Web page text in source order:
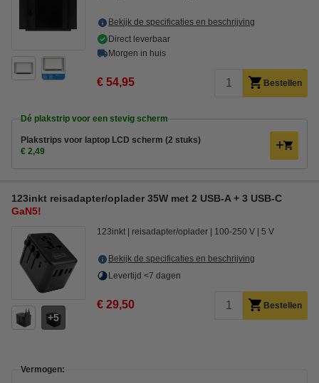
Bekijk de specificaties en beschrijving
Direct leverbaar
Morgen in huis
€ 54,95 Bestellen
Dé plakstrip voor een stevig scherm
Plakstrips voor laptop LCD scherm (2 stuks)
€ 2,49
123inkt reisadapter/oplader 35W met 2 USB-A + 3 USB-C
GaN5!
5
123inkt reisadapter/oplader 100-250 V 5 V
Bekijk de specificaties en beschrijving
Levertijd <7 dagen
€ 29,50 Bestellen
Vermogen: